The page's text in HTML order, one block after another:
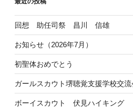
回想 助任司祭 昌川 信雄
お知らせ（2026年7月）
初聖体おめでとう
ガールスカウト堺聴覚支援学校交
ボーイスカウト 伏見ハイキング